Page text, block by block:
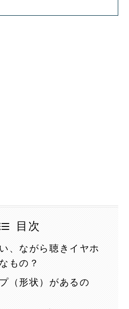
目次
、ながら聴きイヤホ
もの？
（形状）があるの